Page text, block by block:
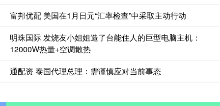
富邦优配 美国在1月日元“汇率检查”中采取主动行动
明珠国际 发烧友小姐姐造了台能住人的巨型电脑主机：
12000W热量+空调散热
通配资 泰国代理总理：需谨慎应对当前事态